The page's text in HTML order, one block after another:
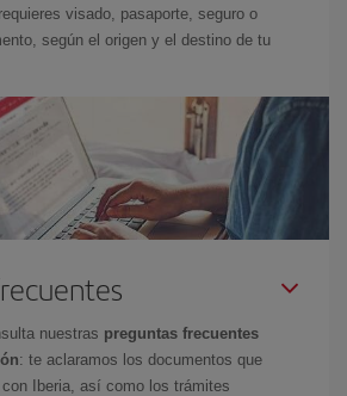
visado, pasaporte, seguro o
según el origen y el destino de tu
nuestras preguntas frecuentes
: te aclaramos los documentos que
Iberia, así como los trámites